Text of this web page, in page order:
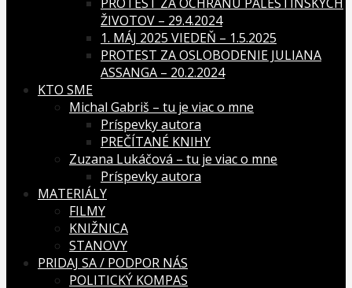
ŽIVOTOV – 29.4.2024
1. MÁJ 2025 VIEDEŇ – 1.5.2025
PROTEST ZA OSLOBODENIE JULIANA
ASSANGA – 20.2.2024
KTO SME
Michal Gabriš – tu je viac o mne
Príspevky autora
PREČÍTANÉ KNIHY
Zuzana Lukáčová – tu je viac o mne
Príspevky autora
MATERIÁLY
FILMY
KNIŽNICA
STANOVY
PRIDAJ SA / PODPOR NÁS
POLITICKÝ KOMPAS